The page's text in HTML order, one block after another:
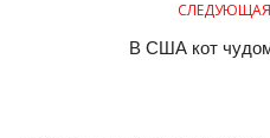
СЛЕДУЮЩАЯ
В США кот